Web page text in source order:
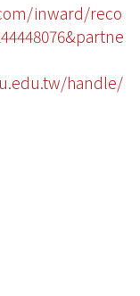
inward/reco
handle/